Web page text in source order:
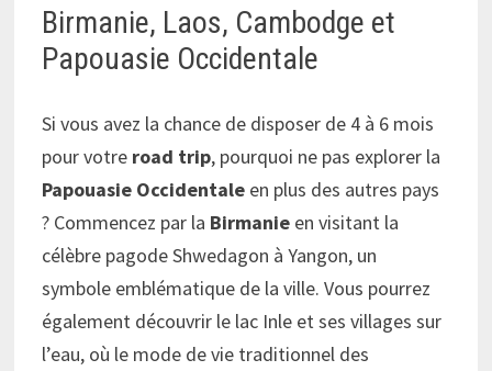
Birmanie, Laos, Cambodge et
Papouasie Occidentale
Si vous avez la chance de disposer de 4 à 6 mois
pour votre road trip, pourquoi ne pas explorer la
Papouasie Occidentale en plus des autres pays
? Commencez par la Birmanie en visitant la
célèbre pagode Shwedagon à Yangon, un
symbole emblématique de la ville. Vous pourrez
également découvrir le lac Inle et ses villages sur
l’eau, où le mode de vie traditionnel des